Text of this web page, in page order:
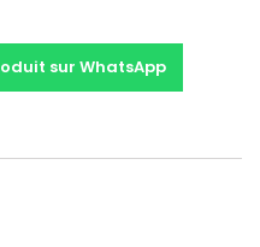
sur WhatsApp